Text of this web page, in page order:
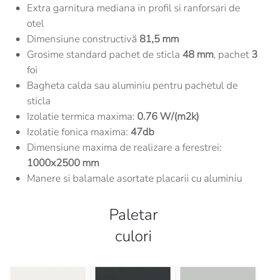
Extra garnitura mediana in profil si ranforsari de
otel
Dimensiune constructivă 81,5 mm
Grosime standard pachet de sticla 48 mm, pachet 3
foi
Bagheta calda sau aluminiu pentru pachetul de
sticla
Izolatie termica maxima: 0.76 W/(m2k)
Izolatie fonica maxima: 47db
Dimensiune maxima de realizare a ferestrei:
1000x2500 mm
Manere si balamale asortate placarii cu aluminiu
Paletar
culori